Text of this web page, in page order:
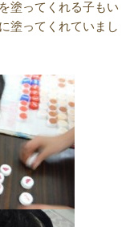
塗ってくれる子もい
塗ってくれていまし